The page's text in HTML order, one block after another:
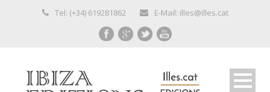
Tel: (+34) 619281862 E-Mail: illes@illes.cat